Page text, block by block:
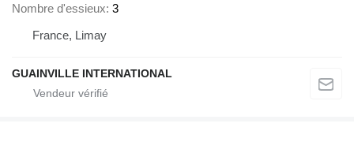
Nombre d'essieux 3
France, Limay
GUAINVILLE INTERNATIONAL